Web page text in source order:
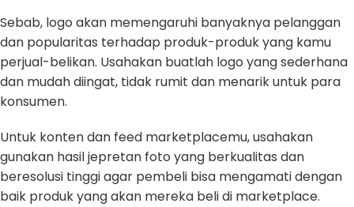
Sebab, logo akan memengaruhi banyaknya pelanggan
dan popularitas terhadap produk-produk yang kamu
perjual-belikan. Usahakan buatlah logo yang sederhana
dan mudah diingat, tidak rumit dan menarik untuk para
konsumen.
Untuk konten dan feed marketplacemu, usahakan
gunakan hasil jepretan foto yang berkualitas dan
beresolusi tinggi agar pembeli bisa mengamati dengan
baik produk yang akan mereka beli di marketplace.